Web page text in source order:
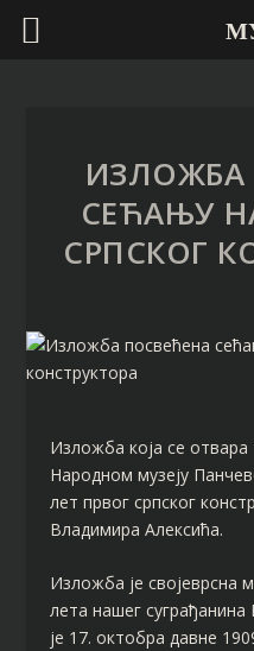
ИЗЛОЖБА
СЕЋАЊУ
СРПСКОГ
Изложба која се отвара
Народном музеју
лет првог српског
Владимира Алексића.
Изложба је својеврсна
лета нашег
је 17. октобра давне